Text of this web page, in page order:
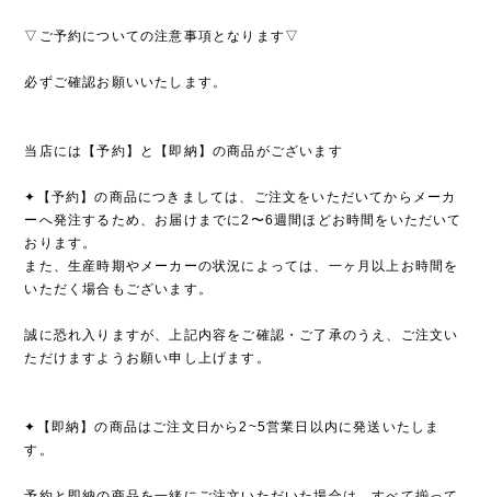
▽ご予約についての注意事項となります▽
必ずご確認お願いいたします。
当店には【予約】と【即納】の商品がございます
✦【予約】の商品につきましては、ご注文をいただいてからメーカ
ーへ発注するため、お届けまでに2〜6週間ほどお時間をいただいて
おります。
また、生産時期やメーカーの状況によっては、一ヶ月以上お時間を
いただく場合もございます。
誠に恐れ入りますが、上記内容をご確認・ご了承のうえ、ご注文い
ただけますようお願い申し上げます。
✦【即納】の商品はご注文日から2~5営業日以内に発送いたしま
す。